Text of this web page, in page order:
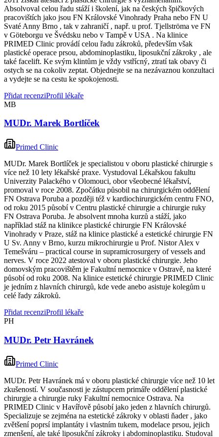
Absolvoval celou řadu stáží i školení, jak na českých špičkových
pracovištích jako jsou FN Královské Vinohrady Praha nebo FN U
Svaté Anny Brno , tak v zahraničí , např. u prof. Tjellströma ve FN
v Göteborgu ve Švédsku nebo v Tampě v USA . Na klinice
PRIMED Clinic provádí celou řadu zákroků, především však
plastické operace prsou, abdominoplastiku, liposukční zákroky , ale
také facelift. Ke svým klintům je vždy vstřícný, ztratí tak obavy či
ostych se na cokoliv zeptat. Objednejte se na nezávaznou konzultaci
a vydejte se na cestu ke spokojenosti.
Přidat recenziProfil lékaře
MB
MUDr. Marek Bortlíček
Primed Clinic
MUDr. Marek Bortlíček je specialistou v oboru plastické chirurgie s
více než 10 lety lékařské praxe. Vystudoval Lékařskou fakultu
Univerzity Palackého v Olomouci, obor všeobecné lékařství,
promoval v roce 2008. Zpočátku působil na chirurgickém oddělení
FN Ostrava Poruba a později též v kardiochirurgickém centru FNO,
od roku 2015 působí v Centru plastické chirurgie a chirurgie ruky
FN Ostrava Poruba. Je absolvent mnoha kurzů a stáží, jako
například stáž na klinikce plastické chirurgie FN Královské
Vinohrady v Praze, stáž na klinice plastické a estetické chirurgie FN
U Sv. Anny v Brno, kurzu mikrochirurgie u Prof. Nistor Alex v
Temešváru – practical course in supramicrosurgery of vessels and
nerves. V roce 2022 atestoval v oboru plastické chirurgie. Jeho
domovským pracovištěm je Fakultní nemocnice v Ostravě, na které
působí od roku 2008. Na klinice estetické chirurgie PRIMED Clinic
je jedním z hlavních chirurgů, kde vede anebo asistuje kolegům u
celé řady zákroků.
Přidat recenziProfil lékaře
PH
MUDr. Petr Havránek
Primed Clinic
MUDr. Petr Havránek má v oboru plastické chirurgie více než 10 let
zkušeností. V současnosti je zástupcem primáře oddělení plastické
chirurgie a chirurgie ruky Fakultní nemocnice Ostrava. Na
PRIMED Clinic v Havířově působí jako jeden z hlavních chirurgů.
Specializuje se zejména na estetické zákroky v oblasti ňader , jako
zvětšení poprsí implantáty i vlastním tukem, modelace prsou, jejich
zmenšení, ale také liposukční zákroky i abdominoplastiku. Studoval